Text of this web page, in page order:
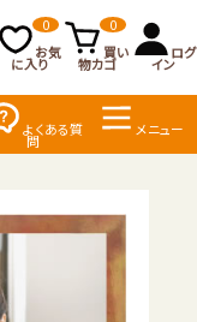
お気
に入り
0
買い
物カゴ
0
ログ
イン
よくある質
問
メニュー